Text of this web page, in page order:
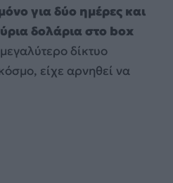
για δύο ημέρες και
δολάρια στο box
δίκτυο
είχε αρνηθεί να